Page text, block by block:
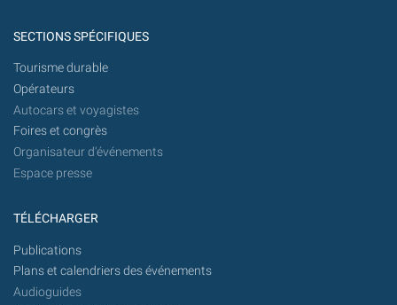
SECTIONS SPÉCIFIQUES
Tourisme durable
Opérateurs
Autocars et voyagistes
Foires et congrès
Organisateur d'événements
Espace presse
TÉLÉCHARGER
Publications
Plans et calendriers des événements
Audioguides